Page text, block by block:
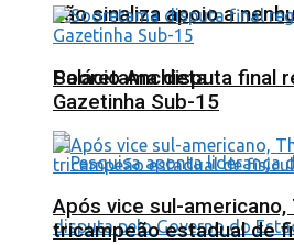
não sinaliza apoio a
Palácio Anchieta
Sooretama disputa final
Gazetinha Sub-15
Após vice sul-americano,
tricampeão estadual de